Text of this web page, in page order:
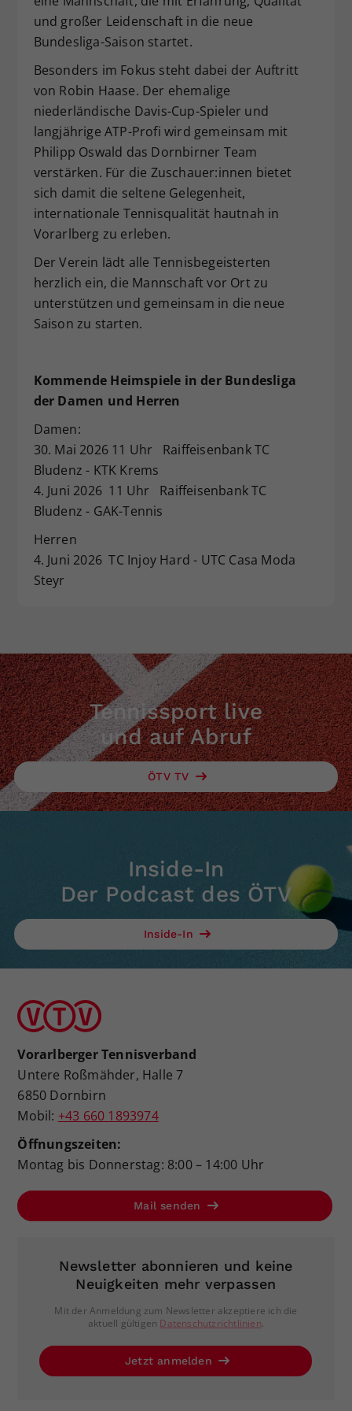
und großer Leidenschaft in die neue
Bundesliga-Saison startet.
Besonders im Fokus steht dabei der Auftritt
von Robin Haase. Der ehemalige
niederländische Davis-Cup-Spieler und
langjährige ATP-Profi wird gemeinsam mit
Philipp Oswald das Dornbirner Team
verstärken. Für die Zuschauer:innen bietet
sich damit die seltene Gelegenheit,
internationale Tennisqualität hautnah in
Vorarlberg zu erleben.
Der Verein lädt alle Tennisbegeisterten
herzlich ein, die Mannschaft vor Ort zu
unterstützen und gemeinsam in die neue
Saison zu starten.
Kommende Heimspiele in der Bundesliga
der Damen und Herren
Damen:
30. Mai 2026 11 Uhr Raiffeisenbank TC
Bludenz - KTK Krems
4. Juni 2026 11 Uhr Raiffeisenbank TC
Bludenz - GAK-Tennis
Herren
4. Juni 2026 TC Injoy Hard - UTC Casa Moda
Steyr
Tennissport live
und auf Abruf
ÖTV TV
Inside-In
Der Podcast des ÖTV
Inside-In
Vorarlberger Tennisverband
Untere Roßmähder, Halle 7
6850 Dornbirn
Mobil: +43 660 1893974
Öffnungszeiten:
Montag bis Donnerstag: 8:00 – 14:00 Uhr
Mail senden
Newsletter abonnieren und keine
Neuigkeiten mehr verpassen
Mit der Anmeldung zum Newsletter akzeptiere ich die
aktuell gültigen Datenschutzrichtlinien.
Jetzt anmelden
Zweck
Dieser Wert speichert Ihre Consent-
Einstellungen. Unter anderem eine
historische Speicherung Ihrer
vorgenommen Einstellungen, falls der
Webseiten-Betreiber dies eingestellt